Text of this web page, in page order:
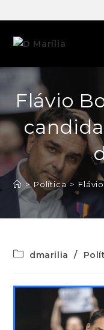
Flávio
> Política >
dmarilia /